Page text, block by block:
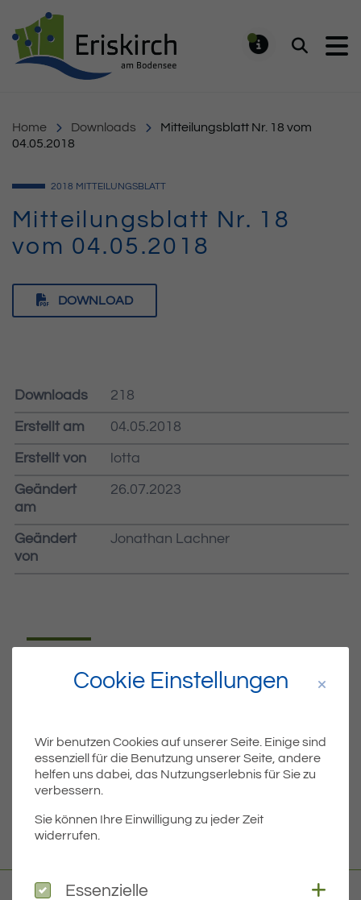
Suchen
Home Downloads
Mitteilungsblatt Nr. 18 vom
04.05.2018
2018 MITTEILUNGSBLATT
Mitteilungsblatt Nr. 18
vom 04.05.2018
DOWNLOAD
Downloads 218
Erstellt am 04.05.2018
Erstellt von lotta
Geändert
am
26.07.2023
Geändert
von
Jonathan Lachner
Dateiname MIBLA-18-2018.PDF
Dateigröße 4.46 MB
DOWNLOAD
Cookie Einstellungen
Wir benutzen Cookies auf unserer Seite. Einige sind
essenziell für die Benutzung unserer Seite, andere
helfen uns dabei, das Nutzungserlebnis für Sie zu
verbessern.
Sie können Ihre Einwilligung zu jeder Zeit
widerrufen.
Essenzielle
Essenzielle